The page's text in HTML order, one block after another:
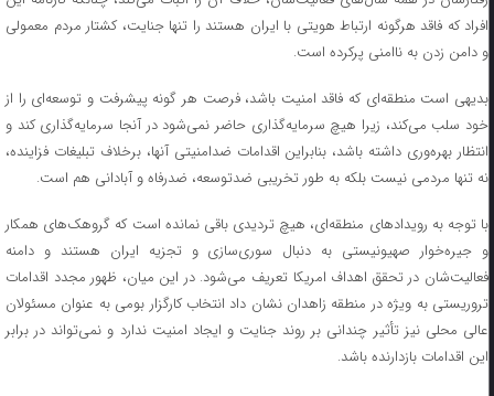
افراد که فاقد هرگونه ارتباط هویتی با ایران هستند را تنها جنایت، کشتار مردم معمولی
و دامن زدن به ناامنی پرکرده است.
بدیهی است منطقه‌ای که فاقد امنیت باشد، فرصت هر گونه پیشرفت و توسعه‌ای را از
خود سلب می‌کند، زیرا هیچ سرمایه‌گذاری حاضر نمی‌شود در آنجا سرمایه‌گذاری کند و
انتظار بهره‌وری داشته باشد، بنابراین اقدامات ضدامنیتی آنها، برخلاف تبلیغات فزاینده،
نه تنها مردمی نیست بلکه به طور تخریبی ضدتوسعه، ضدرفاه و آبادانی هم است.
با توجه به رویداد‌های منطقه‌ای، هیچ تردیدی باقی نمانده است که گروهک‌های همکار
و جیره‌خوار صهیونیستی به دنبال سوری‌سازی و تجزیه ایران هستند و دامنه
فعالیت‌شان در تحقق اهداف امریکا تعریف می‌شود. در این میان، ظهور مجدد اقدامات
تروریستی به ویژه در منطقه زاهدان نشان داد انتخاب کارگزار بومی به عنوان مسئولان
عالی محلی نیز تأثیر چندانی بر روند جنایت و ایجاد امنیت ندارد و نمی‌تواند در برابر
این اقدامات بازدارنده باشد.